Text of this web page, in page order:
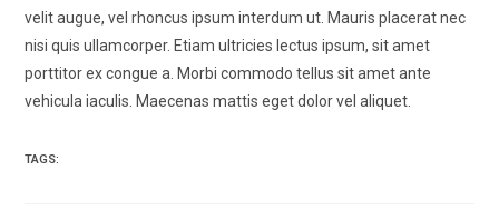
velit augue, vel rhoncus ipsum interdum ut. Mauris placerat nec
nisi quis ullamcorper. Etiam ultricies lectus ipsum, sit amet
porttitor ex congue a. Morbi commodo tellus sit amet ante
vehicula iaculis. Maecenas mattis eget dolor vel aliquet.
TAGS: